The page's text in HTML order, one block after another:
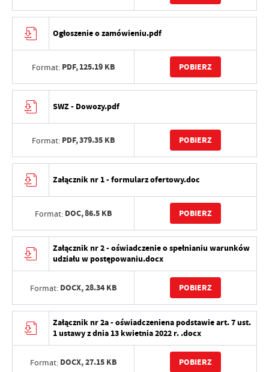
Ogłoszenie o zamówieniu.pdf
Format: PDF,125.19 KB POBIERZ
SWZ - Dowozy.pdf
Format: PDF,379.35 KB POBIERZ
Załącznik nr 1 - formularz ofertowy.doc
Format: DOC,86.5 KB POBIERZ
Załącznik nr 2 - oświadczenie o spełnianiu warunków
udziału w postępowaniu.docx
Format: DOCX,28.34 KB POBIERZ
Załącznik nr 2a - oświadczeniena podstawie art. 7 ust.
1 ustawy z dnia 13 kwietnia 2022 r. .docx
Format: DOCX,27.15 KB POBIERZ